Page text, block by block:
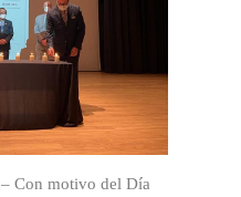
– Con motivo del Día